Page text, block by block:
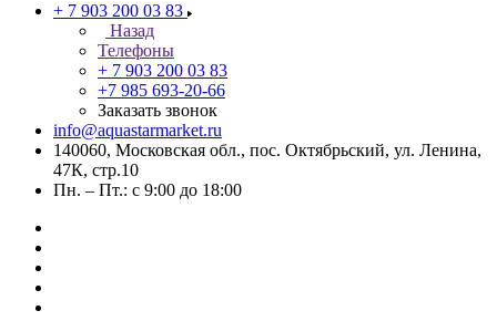
+ 7 903 200 03 83
Назад
Телефоны
+ 7 903 200 03 83
+7 985 693-20-66
Заказать звонок
info@aquastarmarket.ru
140060, Московская обл., пос. Октябрьский, ул. Ленина,
47К, стр.10
Пн. – Пт.: с 9:00 до 18:00